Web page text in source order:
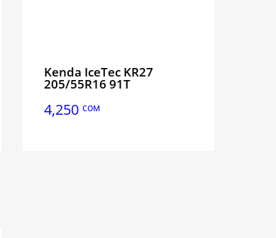
Kenda IceTec KR27
205/55R16 91T
4,250 сом